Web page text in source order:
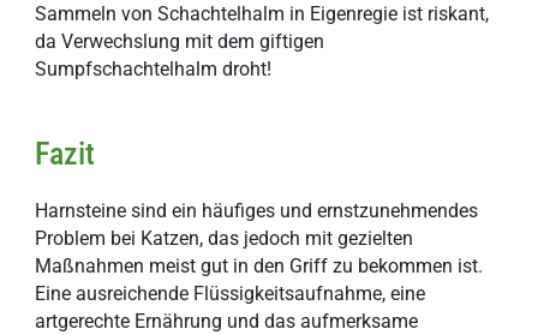
Sammeln von Schachtelhalm in Eigenregie ist riskant,
da Verwechslung mit dem giftigen
Sumpfschachtelhalm droht!
Fazit
Harnsteine sind ein häufiges und ernstzunehmendes
Problem bei Katzen, das jedoch mit gezielten
Maßnahmen meist gut in den Griff zu bekommen ist.
Eine ausreichende Flüssigkeitsaufnahme, eine
artgerechte Ernährung und das aufmerksame